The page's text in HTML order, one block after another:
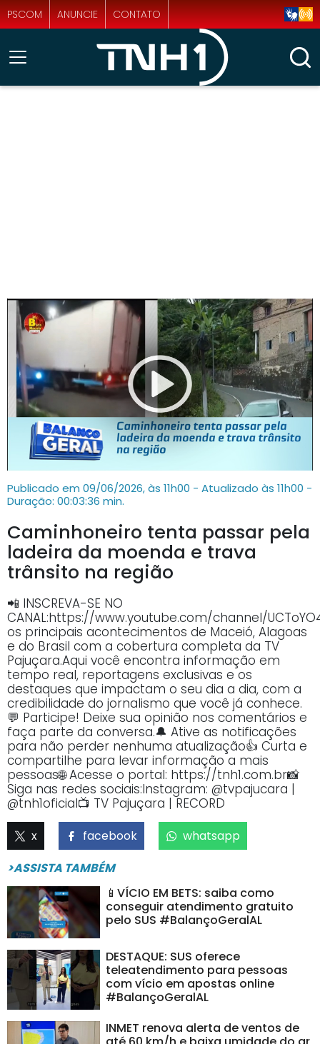
PSCOM ANUNCIE CONTATO
Publicado em 09/06/2026, às 11h00 - Atualizado às 11h00 -
Duração: 00:03:36 min.
Caminhoneiro tenta passar pela
ladeira da moenda e trava
trânsito na região
📲 INSCREVA-SE NO
CANAL:https://www.youtube.com/channel/
os principais acontecimentos de Maceió, Alagoas
e do Brasil com a cobertura completa da TV
Pajuçara.Aqui você encontra informação em
tempo real, reportagens exclusivas e os
destaques que impactam o seu dia a dia, com a
credibilidade do jornalismo que você já conhece.
💬 Participe! Deixe sua opinião nos comentários e
faça parte da conversa.🔔 Ative as notificações
para não perder nenhuma atualização👍 Curta e
compartilhe para levar informação a mais
pessoas🌐 Acesse o portal: https://tnh1.com.br📸
Siga nas redes sociais:Instagram: @tvpajucara |
@tnh1oficial📺 TV Pajuçara | RECORD
x facebook
whatsapp
>ASSISTA TAMBÉM
📱VÍCIO EM BETS: saiba como
conseguir atendimento gratuito
pelo SUS #BalançoGeralAL
DESTAQUE: SUS oferece
teleatendimento para pessoas
com vício em apostas online
#BalançoGeralAL
INMET renova alerta de ventos de